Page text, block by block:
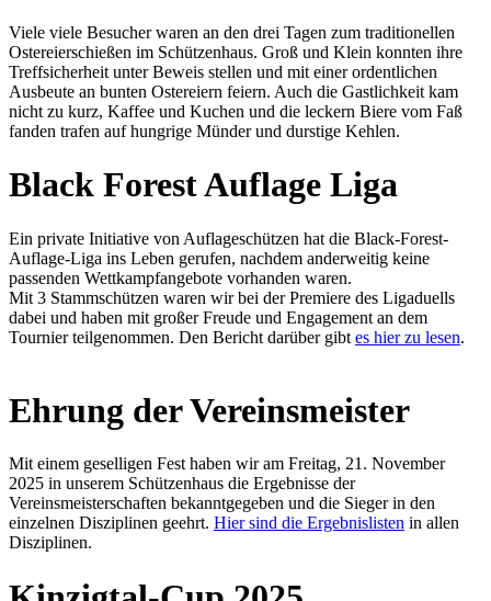
Viele viele Besucher waren an den drei Tagen zum traditionellen
Ostereierschießen im Schützenhaus. Groß und Klein konnten ihre
Treffsicherheit unter Beweis stellen und mit einer ordentlichen
Ausbeute an bunten Ostereiern feiern. Auch die Gastlichkeit kam
nicht zu kurz, Kaffee und Kuchen und die leckern Biere vom Faß
fanden trafen auf hungrige Münder und durstige Kehlen.
Black Forest Auflage Liga
Ein private Initiative von Auflageschützen hat die Black-Forest-
Auflage-Liga ins Leben gerufen, nachdem anderweitig keine
passenden Wettkampfangebote vorhanden waren.
Mit 3 Stammschützen waren wir bei der Premiere des Ligaduells
dabei und haben mit großer Freude und Engagement an dem
Tournier teilgenommen. Den Bericht darüber gibt es hier zu lesen.
Ehrung der Vereinsmeister
Mit einem geselligen Fest haben wir am Freitag, 21. November
2025 in unserem Schützenhaus die Ergebnisse der
Vereinsmeisterschaften bekanntgegeben und die Sieger in den
einzelnen Disziplinen geehrt. Hier sind die Ergebnislisten in allen
Disziplinen.